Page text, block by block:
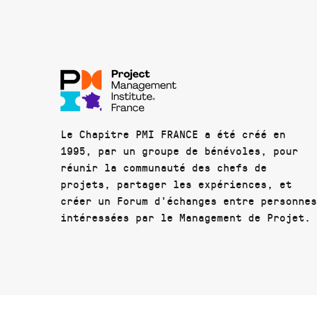
Le Chapitre PMI FRANCE a été créé en
1995, par un groupe de bénévoles, pour
réunir la communauté des chefs de
projets, partager les expériences, et
créer un Forum d'échanges entre personnes
intéressées par le Management de Projet.